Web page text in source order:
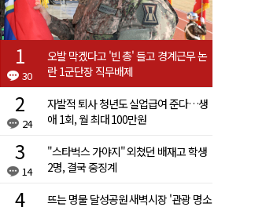
30
오발 막겠다고 '빈 총' 들고 경계근무 논
란 1군단장 직무배제
24
자발적 퇴사 청년도 실업급여 준다…생
애 1회, 월 최대 100만원
14
"스타벅스 가야지" 외쳤던 배재고 학생
2명, 결국 중징계
뜨는 명물 달성공원 새벽시장 '관광 명소